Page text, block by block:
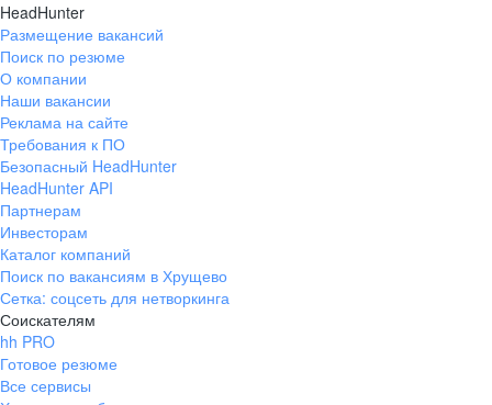
HeadHunter
Размещение вакансий
Поиск по резюме
О компании
Наши вакансии
Реклама на сайте
Требования к ПО
Безопасный HeadHunter
HeadHunter API
Партнерам
Инвесторам
Каталог компаний
Поиск по вакансиям в Хрущево
Сетка: соцсеть для нетворкинга
Соискателям
hh PRO
Готовое резюме
Все сервисы